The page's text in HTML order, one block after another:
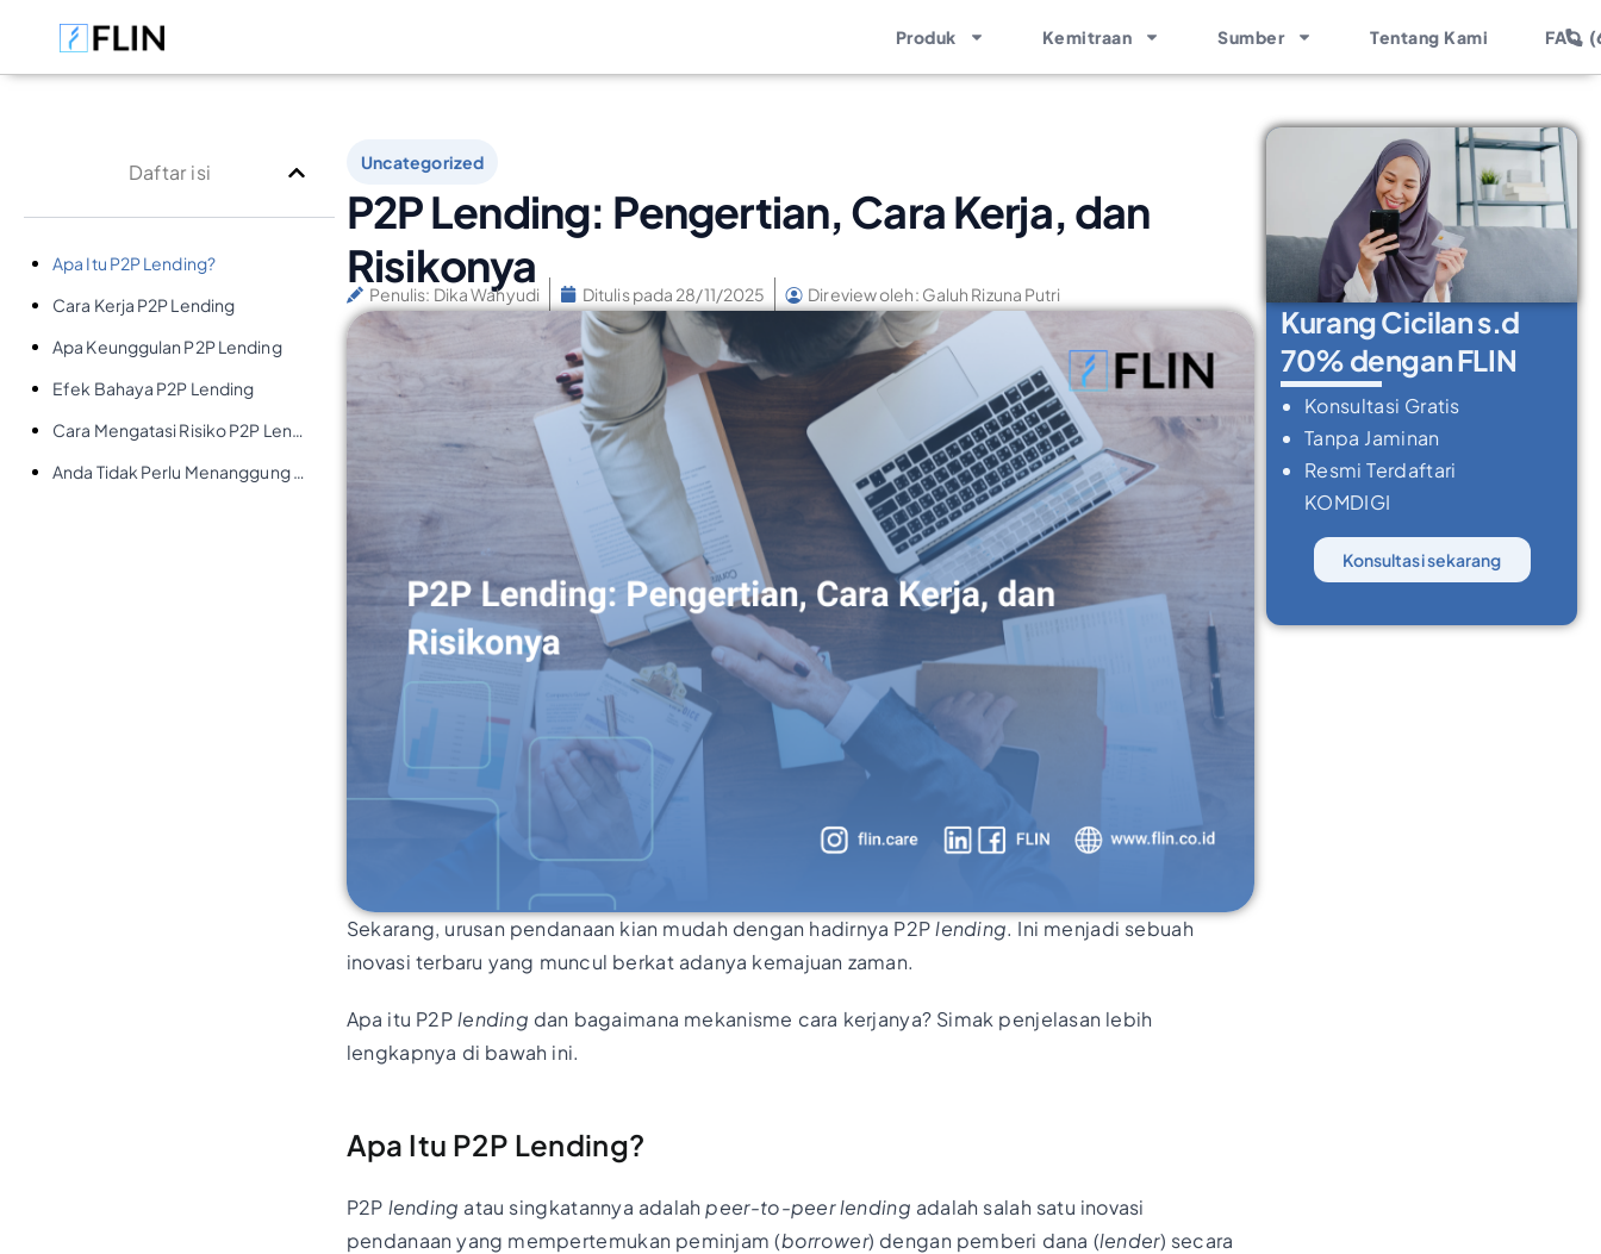
Produk Kemitraan Sumber Tentang Kami FAQ
Daftar isi
Apa Itu P2P Lending?
Cara Kerja P2P Lending
Apa Keunggulan P2P Lending
Efek Bahaya P2P Lending
Cara Mengatasi Risiko P2P Lending dengan Mudah
Anda Tidak Perlu Menanggung Ini Sendirian
Uncategorized
P2P Lending: Pengertian, Cara Kerja, dan
Risikonya
Penulis: Dika Wahyudi Ditulis pada 28/11/2025 Direview oleh: Galuh Rizuna Putri
Sekarang, urusan pendanaan kian mudah dengan hadirnya P2Plending. Ini menjadi sebuah
inovasi terbaru yang muncul berkat adanya kemajuan zaman.
Apa itu P2Plending dan bagaimana mekanisme cara kerjanya? Simak penjelasan lebih
lengkapnya di bawah ini.
Apa Itu P2P Lending?
P2P lending atau singkatannya adalahpeer-to-peer lending adalah salah satu inovasi
pendanaan yang mempertemukan peminjam (borrower) dengan pemberi dana (lender) secara
Kurang Cicilan s.d
70% dengan FLIN
Konsultasi Gratis
Tanpa Jaminan
Resmi Terdaftari
KOMDIGI
Konsultasi sekarang